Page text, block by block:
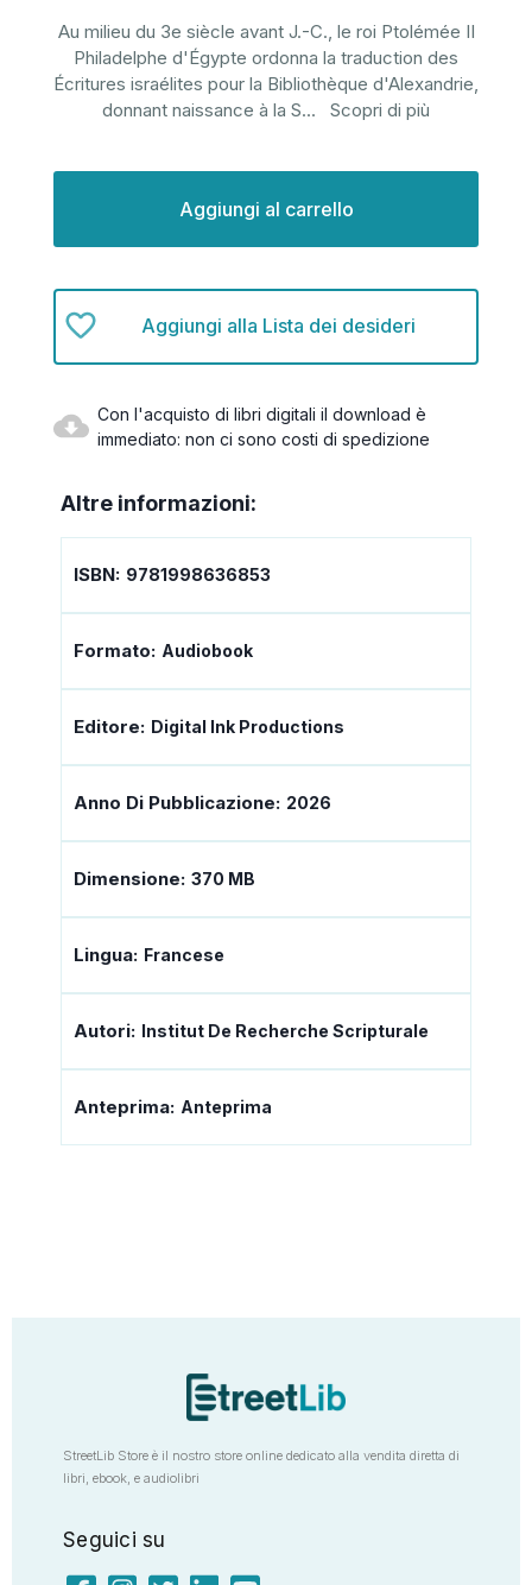
Au milieu du 3e siècle avant J.-C., le roi Ptolémée II
Philadelphe d'Égypte ordonna la traduction des
Écritures israélites pour la Bibliothèque d'Alexandrie,
donnant naissance à la S... Scopri di più
Aggiungi alla Lista dei desideri
Con l'acquisto di libri digitali il download è
immediato: non ci sono costi di spedizione
Altre informazioni:
ISBN: 9781998636853
Formato: Audiobook
Editore: Digital Ink Productions
Anno Di Pubblicazione: 2026
Dimensione: 370 MB
Lingua: Francese
Autori: Institut De Recherche Scripturale
Anteprima: Anteprima
StreetLib Store è il nostro store online dedicato alla vendita diretta di
libri, ebook, e audiolibri
Seguici su